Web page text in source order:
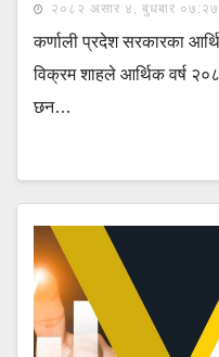
२०८२ असार ४, बुधबार
कर्णाली प्रदेश सरकारका
विक्रम शाहले आर्थिक वर्ष
छन…